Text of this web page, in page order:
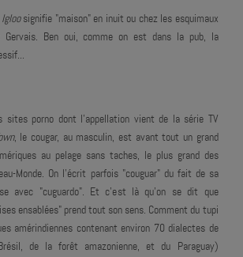
Igloosignifie "maison" en inuit ou chez les esquimaux
Ben oui, comme on est dans la pub, la
sites porno dont l’appellation vient de la série TV
, le cougar, au masculin, est avant tout un grand
au pelage sans taches, le plus grand des
Monde. On l'écrit parfois "couguar" du fait de sa
avec "cuguardo". Et c'est là qu'on se dit que
ensablées" prend tout son sens. Comment du tupi
amérindiennes contenant environ 70 dialectes de
de la forêt amazonienne, et du Paraguay)